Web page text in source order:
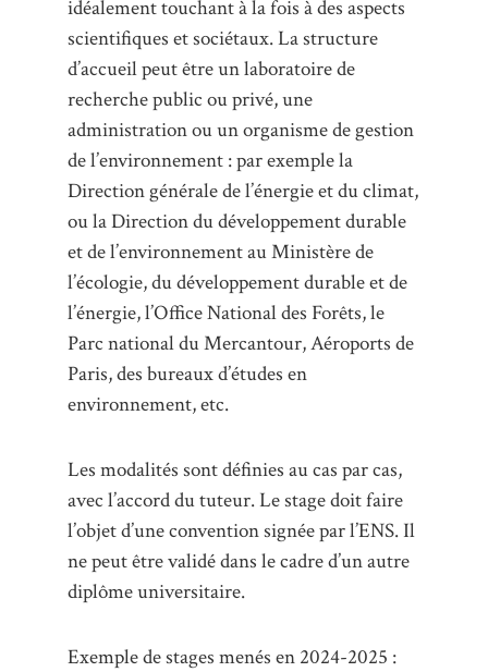
idéalement touchant à la fois à des aspects
scientifiques et sociétaux. La structure
d’accueil peut être un laboratoire de
recherche public ou privé, une
administration ou un organisme de gestion
de l’environnement : par exemple la
Direction générale de l’énergie et du climat,
ou la Direction du développement durable
et de l’environnement au Ministère de
l’écologie, du développement durable et de
l’énergie, l’Office National des Forêts, le
Parc national du Mercantour, Aéroports de
Paris, des bureaux d’études en
environnement, etc.
Les modalités sont définies au cas par cas,
avec l’accord du tuteur. Le stage doit faire
l’objet d’une convention signée par l’ENS. Il
ne peut être validé dans le cadre d’un autre
diplôme universitaire.
Exemple de stages menés en 2024-2025 :